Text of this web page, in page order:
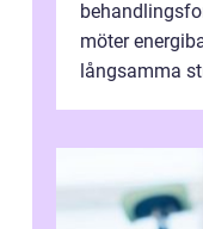
möter
långsamma